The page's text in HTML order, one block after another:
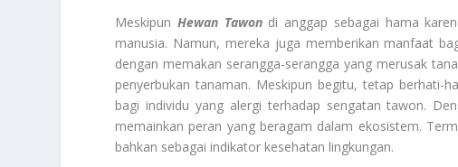
Meskipun Hewan Tawondi anggap sebagai hama
manusia. Namun, mereka juga memberikan manfaat
dengan memakan serangga-serangga yang merusak
penyerbukan tanaman. Meskipun begitu, tetap
bagi individu yang alergi terhadap sengatan tawon.
memainkan peran yang beragam dalam ekosistem.
bahkan sebagai indikator kesehatan lingkungan.